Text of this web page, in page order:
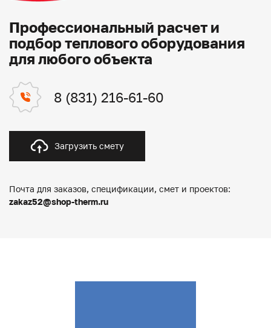
Профессиональный расчет и
подбор теплового оборудования
для любого объекта
8 (831) 216-61-60
Загрузить смету
Почта для заказов, спецификации, смет и проектов:
zakaz52@shop-therm.ru